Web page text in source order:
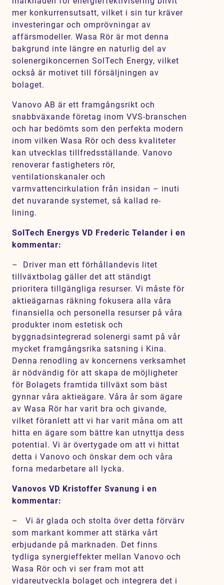
mer konkurrensutsatt, vilket i sin tur kräver
investeringar och omprövningar av
affärsmodeller. Wasa Rör är mot denna
bakgrund inte längre en naturlig del av
solenergikoncernen SolTech Energy, vilket
också är motivet till försäljningen av
bolaget.
Vanovo AB är ett framgångsrikt och
snabbväxande företag inom VVS-branschen
och har bedömts som den perfekta modern
inom vilken Wasa Rör och dess kvaliteter
kan utvecklas tillfredsställande. Vanovo
renoverar fastigheters rör,
ventilationskanaler och
varmvattencirkulation från insidan – inuti
det nuvarande systemet, så kallad re-
lining.
SolTech Energys VD Frederic Telander i en
kommentar:
–
Driver man ett förhållandevis litet
tillväxtbolag gäller det att ständigt
prioritera tillgängliga resurser. Vi måste för
aktieägarnas räkning fokusera alla våra
finansiella och personella resurser på våra
produkter inom estetisk och
byggnadsintegrerad solenergi samt på vår
mycket framgångsrika satsning i Kina.
Denna renodling av koncernens verksamhet
är nödvändig för att skapa de möjligheter
för Bolagets framtida tillväxt som bäst
gynnar våra aktieägare. Våra år som ägare
av Wasa Rör har varit bra och givande,
vilket föranlett att vi har varit måna om att
hitta en ägare som bättre kan utnyttja dess
potential. Vi är övertygade om att vi hittat
detta i Vanovo och önskar dem och våra
forna medarbetare all lycka.
Vanovos VD Kristoffer Svanung i en
kommentar:
–
Vi är glada och stolta över detta förvärv
som markant kommer att stärka vårt
erbjudande på marknaden. Det finns
tydliga synergieffekter mellan Vanovo och
Wasa Rör och vi ser fram mot att
vidareutveckla bolaget och integrera det i